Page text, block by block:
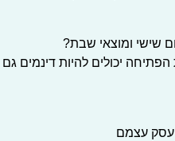
שישי ומוצאי שבת?
יכולים להיות דינמים גם
עצמם